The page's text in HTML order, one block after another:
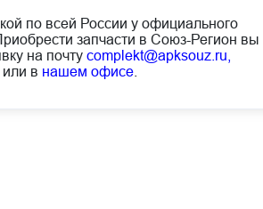
по всей России у официального
запчасти в Союз-Регион вы
на почту complekt@apksouz.ru,
в нашем офисе